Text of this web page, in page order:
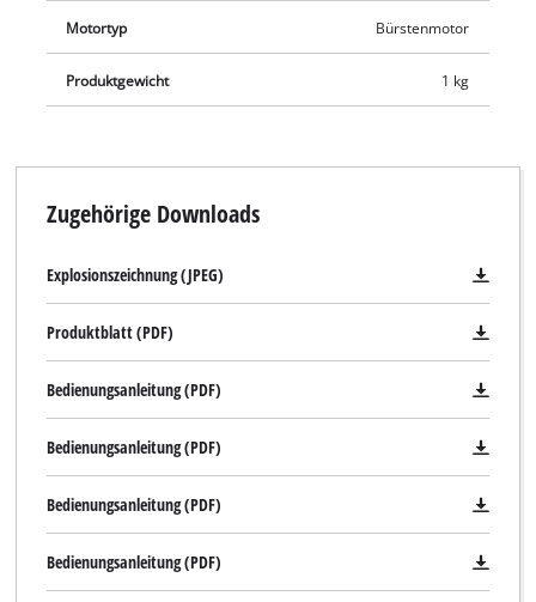
Motortyp Bürstenmotor
Produktgewicht 1 kg
Zugehörige Downloads
Explosionszeichnung (JPEG)
Produktblatt (PDF)
Bedienungsanleitung (PDF)
Bedienungsanleitung (PDF)
Bedienungsanleitung (PDF)
Bedienungsanleitung (PDF)